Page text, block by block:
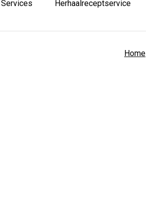
Services Herhaalreceptservice
Home